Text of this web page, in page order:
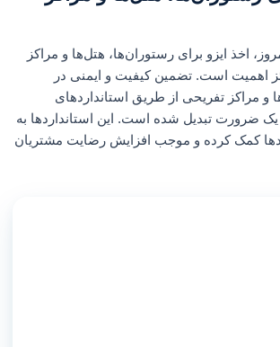
اخذ ایزو برای رستوران‌ها، هتل‌ها و مراکز
اهمیت است. تضمین کیفیت و ایمنی در
و مراکز تفریحی از طریق استانداردهای
یک ضرورت تبدیل شده است. این استانداردها به
کمک کرده و موجب افزایش رضایت مشتریان